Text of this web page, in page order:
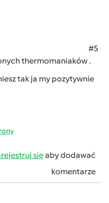
#5
thermomaniaków .
tak ja my pozytywnie
sięaby dodawać
komentarze